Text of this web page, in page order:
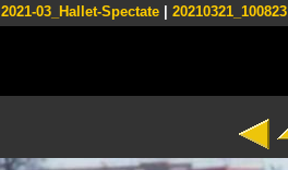
2021-03_Hallet-Spectate 20210321_100823